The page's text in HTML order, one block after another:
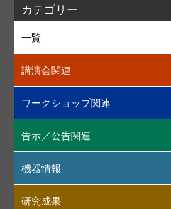
カテゴリー
一覧
講演会関連
ワークショップ関連
告示／公告関連
機器情報
研究成果